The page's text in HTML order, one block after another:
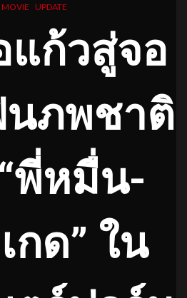
MOVIE UPDATE
แก้วสู่จอ
นภพชาติ
พี่หมื่น-
กด” ใน